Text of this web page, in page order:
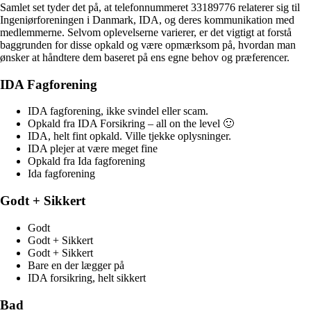
Samlet set tyder det på, at telefonnummeret 33189776 relaterer sig til
Ingeniørforeningen i Danmark, IDA, og deres kommunikation med
medlemmerne. Selvom oplevelserne varierer, er det vigtigt at forstå
baggrunden for disse opkald og være opmærksom på, hvordan man
ønsker at håndtere dem baseret på ens egne behov og præferencer.
IDA Fagforening
IDA fagforening, ikke svindel eller scam.
Opkald fra IDA Forsikring – all on the level 🙂
IDA, helt fint opkald. Ville tjekke oplysninger.
IDA plejer at være meget fine
Opkald fra Ida fagforening
Ida fagforening
Godt + Sikkert
Godt
Godt + Sikkert
Godt + Sikkert
Bare en der lægger på
IDA forsikring, helt sikkert
Bad